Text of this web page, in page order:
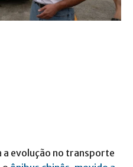
a evolução no transporte